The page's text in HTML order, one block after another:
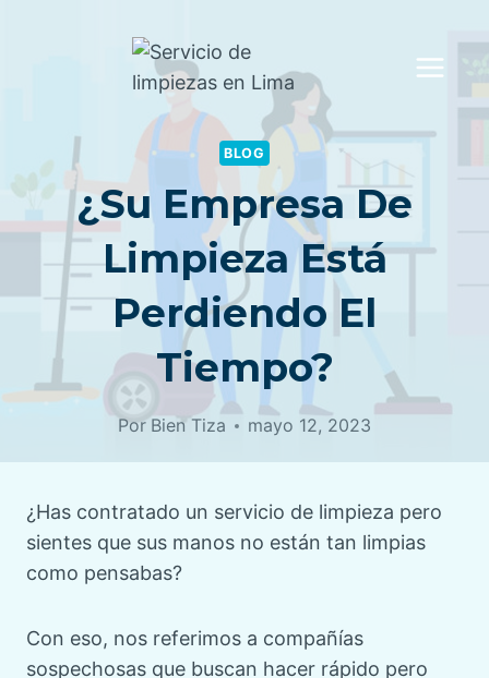
BLOG
¿Su Empresa De
Limpieza Está
Perdiendo El
Tiempo?
Por Bien Tiza mayo 12, 2023
¿Has contratado un servicio de limpieza pero
sientes que sus manos no están tan limpias
como pensabas?
Con eso, nos referimos a compañías
sospechosas que buscan hacer rápido pero